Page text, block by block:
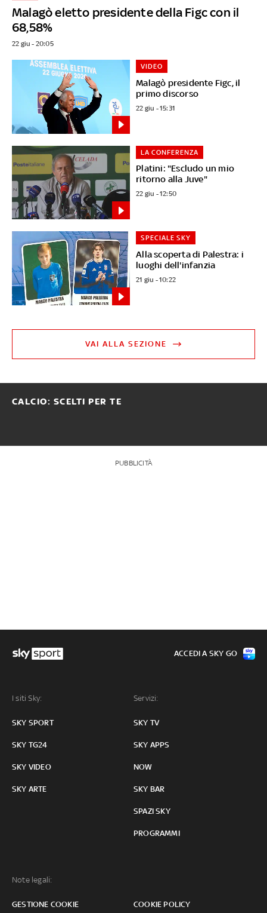
Malagò eletto presidente della Figc con il
68,58%
22 giu - 20:05
Malagò presidente Figc, il
primo discorso
VIDEO
22 giu - 15:31
Platini: "Escludo un mio
ritorno alla Juve"
LA CONFERENZA
22 giu - 12:50
Alla scoperta di Palestra: i
luoghi dell'infanzia
SPECIALE SKY
21 giu - 10:22
VAI ALLA SEZIONE
CALCIO: SCELTI PER TE
PUBBLICITÀ
I siti Sky:
SKY SPORT
SKY TG24
SKY VIDEO
SKY ARTE
Servizi:
SKY TV
SKY APPS
NOW
SKY BAR
SPAZI SKY
PROGRAMMI
Note legali:
GESTIONE COOKIE COOKIE POLICY
ACCEDI A SKY GO